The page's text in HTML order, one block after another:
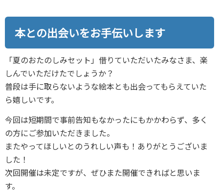
本との出会いをお手伝いします
「夏のおたのしみセット」借りていただいたみなさま、楽
しんでいただけたでしょうか？
普段は手に取らないような絵本とも出会ってもらえていた
ら嬉しいです。
今回は短期間で事前告知もなかったにもかかわらず、多く
の方にご参加いただきました。
またやってほしいとのうれしい声も！ありがとうございま
した！
次回開催は未定ですが、ぜひまた開催できればと思いま
す。